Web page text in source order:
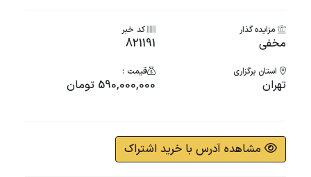
مزایده گذار
مخفی
کد خبر
821191
استان برگزاری
تهران
قیمت :
590,000,000 تومان
مشاهده آدرس با خرید اشتراک